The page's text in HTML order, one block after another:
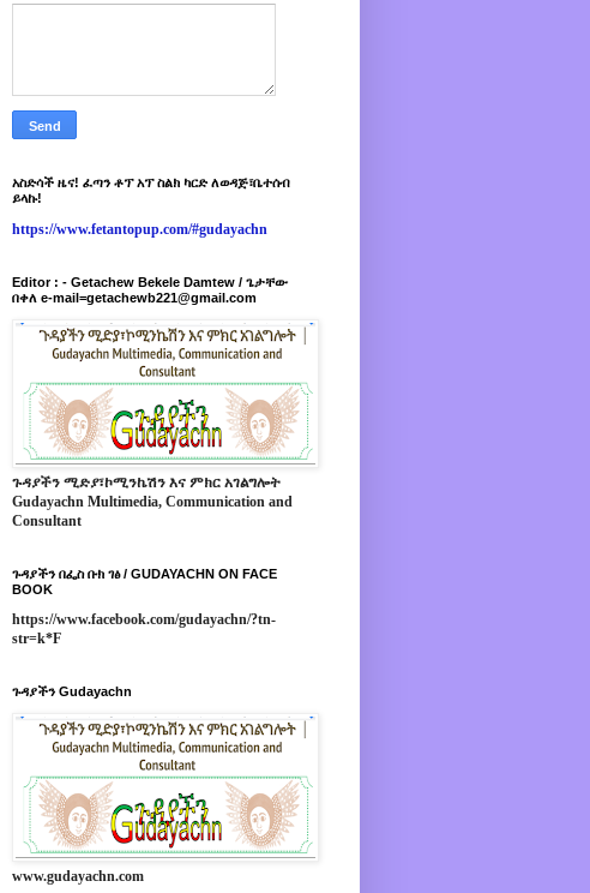
አስድሳች ዜና! ፈጣን ቶፕ አፕ ስልክ ካርድ ለወዳጅ፣ቤተሰብ
ይላኩ!
https://www.fetantopup.com/#gudayachn
Editor : - Getachew Bekele Damtew / ጌታቸው
በቀለ e-mail=getachewb221@gmail.com
ጉዳያችን ሚድያ፣ኮሚንኬሽን እና ምክር አገልግሎት
Gudayachn Multimedia, Communication and
Consultant
ጉዳያችን በፌስ ቡክ ገፅ / GUDAYACHN ON FACE
BOOK
https://www.facebook.com/gudayachn/?tn-
str=k*F
ጉዳያችን Gudayachn
www.gudayachn.com